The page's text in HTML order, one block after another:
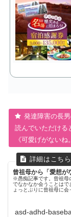
発達障害の長
読んでいただける
《可愛げがないね
曾祖母から「愛想が
※愚痴記事です。曾祖母
でなかなか会うことはで
ょっとぶりに曾祖母に
asd-adhd-